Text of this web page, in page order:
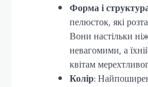
Форма і
пелюсток, які
Вони настільки
невагомими, а
квітам
Колір: